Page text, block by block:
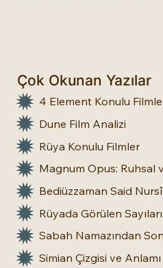
Çok Okunan Yazılar
Dune Film Analizi
Rüya Konulu Filmler
Rüyada Görülen
Simian Çizgisi ve Anlamı